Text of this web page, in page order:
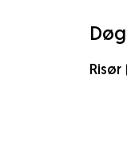
Risør